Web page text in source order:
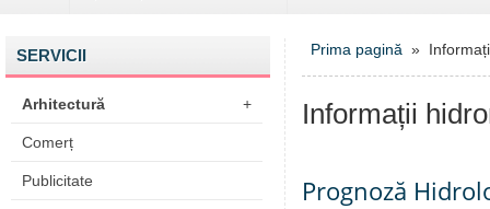
SERVICII
Arhitectură +
Comerț
Publicitate
Prima pagină »
Informații
Prognoză